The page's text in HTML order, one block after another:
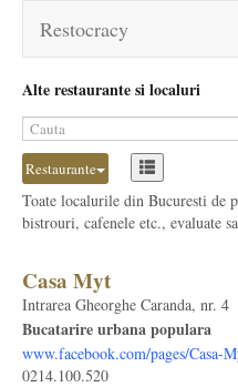
Restocracy
Alte restaurante si localuri
Restaurante
Toate localurile din Bucuresti de
bistrouri, cafenele etc., evaluate
Casa Myt
Intrarea Gheorghe Caranda, nr. 4
Bucatarire urbana populara
www.facebook.com/pages/Casa-
0214.100.520